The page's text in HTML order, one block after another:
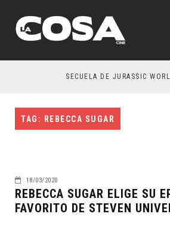
SECUELA DE JURASSIC
TAG: REBECCA SUGAR
18/03/2020
REBECCA SUGAR ELIGE SU
FAVORITO DE STEVEN